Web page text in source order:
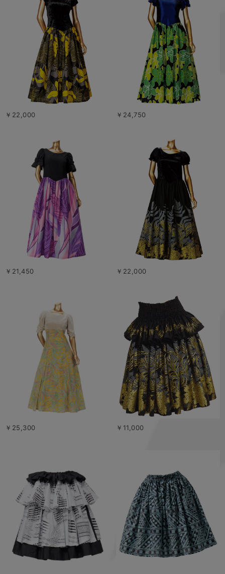
￥22,000 ￥24,750
￥21,450 ￥22,000
￥25,300 ￥11,000